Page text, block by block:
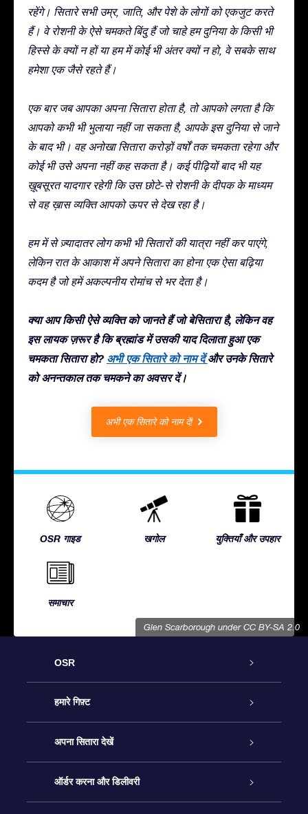
Glen Scarborough under CC BY-SA 2.0
रहेंगे। सितारे सभी उम्र, जाति, और पेशे के लोगों को एकजुट करते
हैं। वे रोशनी के ऐसे चमकते बिंदु हैं जो चाहे हम दुनिया के किसी भी
हिस्से के क्यों न हों या हम में कोई भी अंतर क्यों न हो, वे सबके साथ
हमेशा एक जैसे रहते हैं।
एक बार जब आपका अपना सितारा होता है, तो आपको लगता है कि
आपको कभी भी भुलाया नहीं जा सकता है, आपके इस दुनिया से जाने
के बाद भी। वह अनोखा सितारा करोड़ों वर्षों तक चमकता रहेगा और
कोई भी उसे अपना नहीं कह सकता है। कई पीढ़ियों बाद भी यह
ख़ूबसूरत यादगार रहेगी कि उस छोटे-से रोशनी के दीपक के माध्यम
से वह ख़ास व्यक्ति आपको ऊपर से देख रहा है।
हम में से ज़्यादातर लोग कभी भी सितारों की यात्रा नहीं कर पाएंगे,
लेकिन रात के आकाश में अपने सितारा का होना एक ऐसा बढ़िया
कदम है जो हमें अकल्पनीय रोमांच से भर देता है।
क्या आप किसी ऐसे व्यक्ति को जानते हैं जो बेसितारा है, लेकिन वह
इस लायक ज़रूर है कि ब्रह्मांड में उसकी याद दिलाता हुआ एक
चमकता सितारा हो? अभी एक सितारे को नाम देंऔर उनके सितारे
को अनन्तकाल तक चमकने का अवसर दें।
अभी एक सितारे को नाम दें!
OSR गाइड खगोल युक्तियाँ और उपहार
समाचार
OSR
ग्राहक सेवा
हमसे संपर्क करें
ब्लॉग
हमारे गिफ़्ट
ऑनलाइन स्टार गिफ़्ट
OSR गिफ़्ट पैक
अपना सितारा देखें
स्टार रजिस्टर
ऑर्डर करना और डिलीवरी